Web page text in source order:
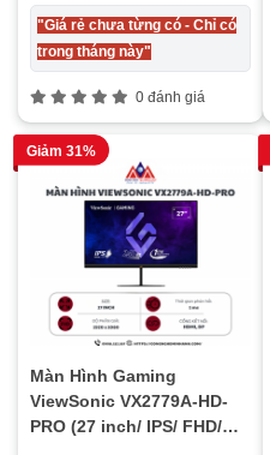
"Giá rẻ chưa từng có - Chỉ có
trong tháng này"
0 đánh giá
Giảm 31%
Màn Hình Gaming
ViewSonic VX2779A-HD-
PRO (27 inch/ IPS/ FHD/